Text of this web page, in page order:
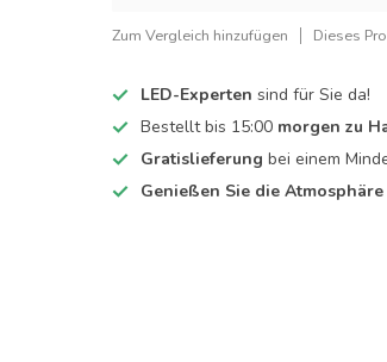
Zum Vergleich hinzufügen Dieses
LED-Experten sind für Sie da!
Bestellt bis 15:00 morgen zu
Gratislieferung bei einem
Genießen Sie die Atmosphäre